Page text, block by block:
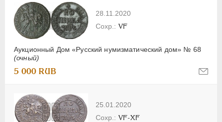
28.11.2020
Аукционный Дом «Русский нумизматический дом» № 68
(очный)
VF
5 000 RUB
25.01.2020
VF-XF